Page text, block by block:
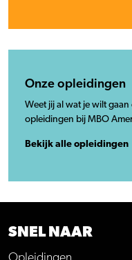
Onze opleidingen
Weet jij al wat je wilt
opleidingen bij MBO
Bekijk alle opleidingen
SNEL NAAR